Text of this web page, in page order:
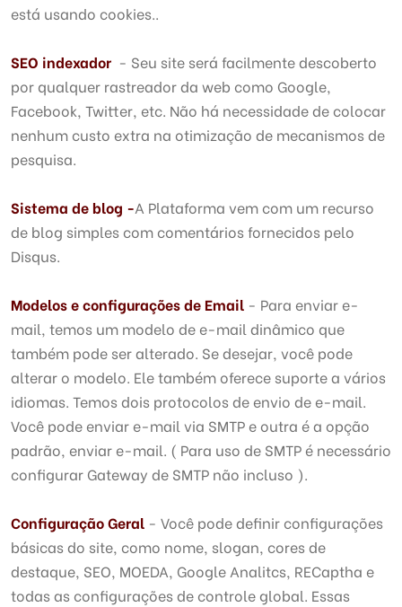
está usando cookies..
SEO indexador - Seu site será facilmente descoberto
por qualquer rastreador da web como Google,
Facebook, Twitter, etc. Não há necessidade de colocar
nenhum custo extra na otimização de mecanismos de
pesquisa.
Sistema de blog -A Plataforma vem com um recurso
de blog simples com comentários fornecidos pelo
Disqus.
Modelos e configurações de Email - Para enviar e-
mail, temos um modelo de e-mail dinâmico que
também pode ser alterado. Se desejar, você pode
alterar o modelo. Ele também oferece suporte a vários
idiomas. Temos dois protocolos de envio de e-mail.
Você pode enviar e-mail via SMTP e outra é a opção
padrão, enviar e-mail. ( Para uso de SMTP é necessário
configurar Gateway de SMTP não incluso ).
Configuração Geral - Você pode definir configurações
básicas do site, como nome, slogan, cores de
destaque, SEO, MOEDA, Google Analitcs, RECaptha e
todas as configurações de controle global. Essas